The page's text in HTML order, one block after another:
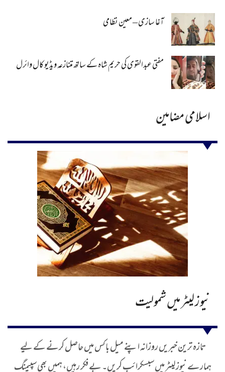
آغا سازی – معین نظامی
مفتی عبدالقوی کی حریم شاہ کے ساتھ متنازعہ ویڈیو کال وائرل
اسلامی مضامین
نیوز لیٹر میں شمولیت
تازہ ترین خبریں روزانہ اپنے میل باکس میں حاصل کرنے کے لیے
ہمارے نیوز لیٹر میں سبسکرائب کریں۔ بے فکر رہیں، ہمیں بھی سپیمنگ